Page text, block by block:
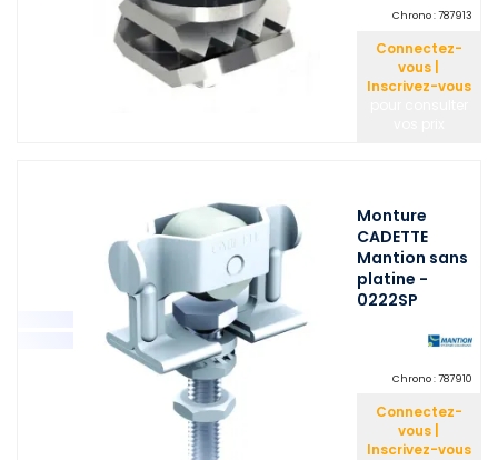
Chrono : 787913
Connectez-
vous |
Inscrivez-vous
Monture
CADETTE
Mantion sans
platine -
0222SP
Chrono : 787910
Connectez-
vous |
Inscrivez-vous